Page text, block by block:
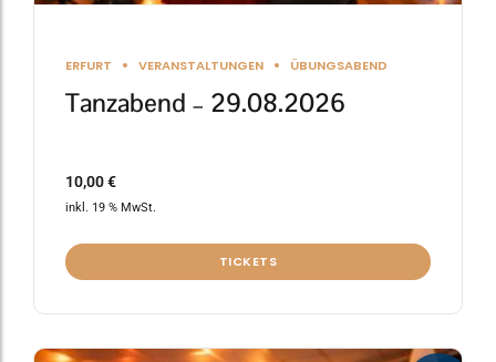
ERFURT VERANSTALTUNGEN ÜBUNGSABEND
Tanzabend – 29.08.2026
10,00€
inkl. 19 % MwSt.
TICKETS